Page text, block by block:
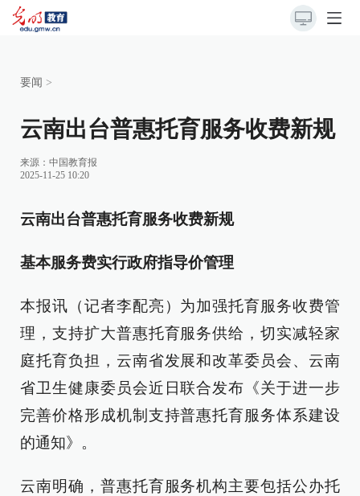
要闻 >
云南出台普惠托育服务收费新规
来源： 中国教育报
2025-11-25 10:20
云南出台普惠托育服务收费新规
基本服务费实行政府指导价管理
本报讯（记者李配亮）为加强托育服务收费管
理，支持扩大普惠托育服务供给，切实减轻家
庭托育负担，云南省发展和改革委员会、云南
省卫生健康委员会近日联合发布《关于进一步
完善价格形成机制支持普惠托育服务体系建设
的通知》。
云南明确，普惠托育服务机构主要包括公办托